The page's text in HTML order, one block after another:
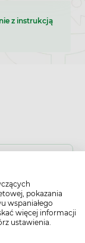
pokazania
wspaniałego
więcej informacji
ustawienia.
z instrukcją